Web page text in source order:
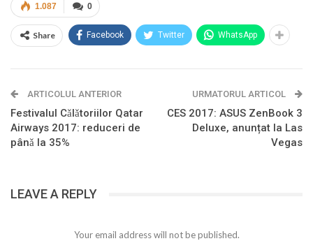
0
1.087
Share Facebook Twitter WhatsApp
ARTICOLUL ANTERIOR
Festivalul Cǎlǎtoriilor Qatar
Airways 2017: reduceri de
pânǎ la 35%
URMATORUL ARTICOL
CES 2017: ASUS ZenBook 3
Deluxe, anunțat la Las
Vegas
LEAVE A REPLY
Your email address will not be published.